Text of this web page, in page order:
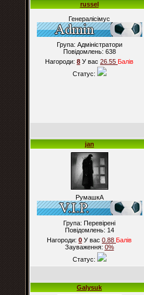
russel
Генералісімус
Група: Адміністратори
Повідомлень: 638
Нагороди: 8 У вас 26.55 Балiв
Статус:
jan
РумашкА
Група: Перевірені
Повідомлень: 14
Нагороди: 0 У вас 0.88 Балiв
Зауваження: 0%
Статус:
Galysuk